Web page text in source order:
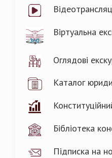
Віртуальна
Оглядові
Каталог
Бібліотека
Підписка на